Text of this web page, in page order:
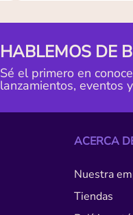
HABLEMOS DE
Sé el primero en
lanzamientos, eventos
ACERCA
Nuestra
Tiendas